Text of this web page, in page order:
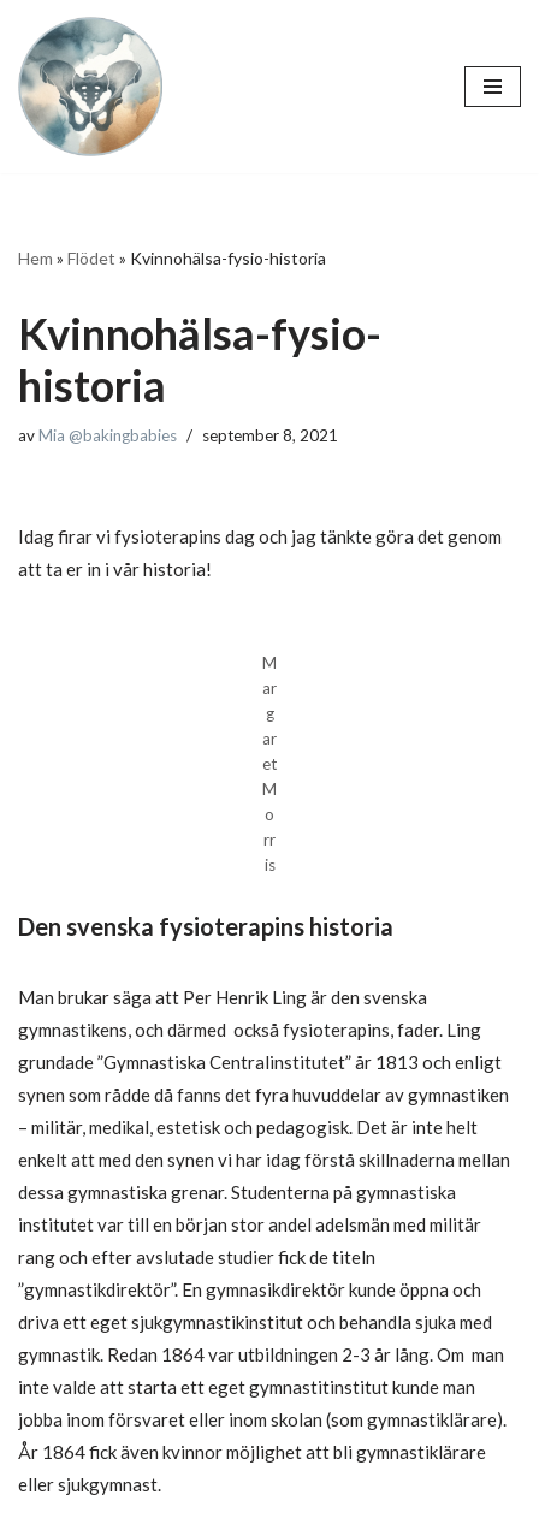
Hoppa
till
innehåll
Hem » Flödet » Kvinnohälsa-fysio-historia
Kvinnohälsa-fysio-
historia
avMia @bakingbabies september 8, 2021
Idag firar vi fysioterapins dag och jag tänkte göra det genom
att ta er in i vår historia!
M
ar
g
ar
et
M
o
rr
is
Den svenska fysioterapins historia
Man brukar säga att Per Henrik Ling är den svenska
gymnastikens, och därmed också fysioterapins, fader. Ling
grundade ”Gymnastiska Centralinstitutet” år 1813 och enligt
synen som rådde då fanns det fyra huvuddelar av gymnastiken
– militär, medikal, estetisk och pedagogisk. Det är inte helt
enkelt att med den synen vi har idag förstå skillnaderna mellan
dessa gymnastiska grenar. Studenterna på gymnastiska
institutet var till en början stor andel adelsmän med militär
rang och efter avslutade studier fick de titeln
”gymnastikdirektör”. En gymnasikdirektör kunde öppna och
driva ett eget sjukgymnastikinstitut och behandla sjuka med
gymnastik. Redan 1864 var utbildningen 2-3 år lång. Om man
inte valde att starta ett eget gymnastitinstitut kunde man
jobba inom försvaret eller inom skolan (som gymnastiklärare).
År 1864 fick även kvinnor möjlighet att bli gymnastiklärare
eller sjukgymnast.